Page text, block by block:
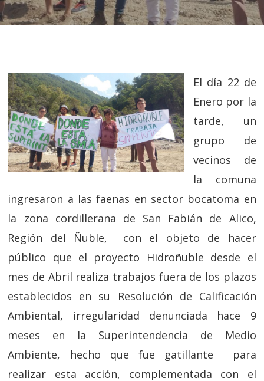
El día 22 de
Enero por la
tarde, un
grupo de
vecinos de
la comuna
ingresaron a las faenas en sector bocatoma en
la zona cordillerana de San Fabián de Alico,
Región del Ñuble, con el objeto de hacer
público que el proyecto Hidroñuble desde el
mes de Abril realiza trabajos fuera de los plazos
establecidos en su Resolución de Calificación
Ambiental, irregularidad denunciada hace 9
meses en la Superintendencia de Medio
Ambiente, hecho que fue gatillante para
realizar esta acción, complementada con el